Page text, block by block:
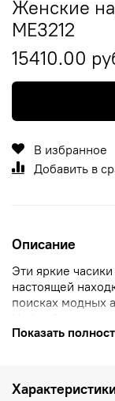
Женские
ME3212
15410.00
В избранное
Добавить в
Описание
Эти яркие
настоящей
поисках модных
Циферблат
лучи). Сквозь
Рифленая
классической
Показать